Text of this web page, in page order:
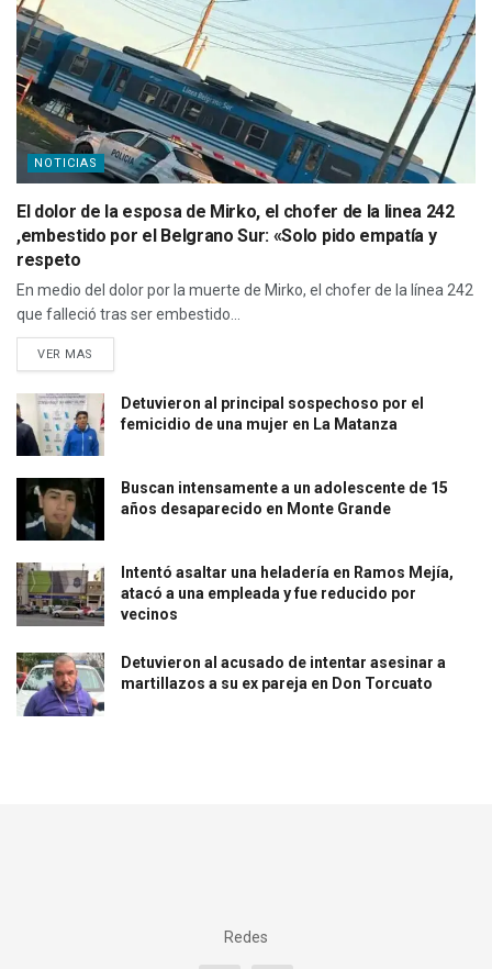
NOTICIAS
El dolor de la esposa de Mirko, el chofer de la linea 242
,embestido por el Belgrano Sur: «Solo pido empatía y
respeto
En medio del dolor por la muerte de Mirko, el chofer de la línea 242
que falleció tras ser embestido...
VER MAS
Detuvieron al principal sospechoso por el
femicidio de una mujer en La Matanza
Buscan intensamente a un adolescente de 15
años desaparecido en Monte Grande
Intentó asaltar una heladería en Ramos Mejía,
atacó a una empleada y fue reducido por
vecinos
Detuvieron al acusado de intentar asesinar a
martillazos a su ex pareja en Don Torcuato
Redes